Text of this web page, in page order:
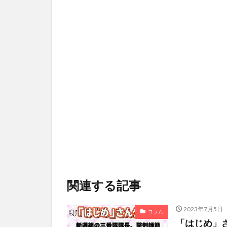
関連する記事
コラム 2023年7月5日
「はじめ」